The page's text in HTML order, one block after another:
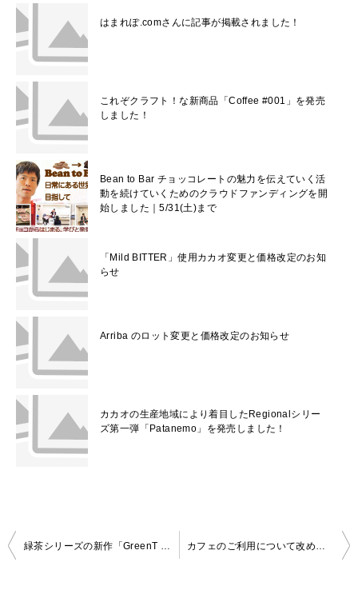
はまれぽ.comさんに記事が掲載されました！
これぞクラフト！な新商品「Coffee #001」を発売
しました！
Bean to Bar チョッコレートの魅力を伝えていく活
動を続けていくためのクラウドファンディングを開
始しました｜5/31(土)まで
「Mild BITTER」使用カカオ変更と価格改定のお知
らせ
Arriba のロット変更と価格改定のお知らせ
カカオの生産地域により着目したRegionalシリー
ズ第一弾「Patanemo」を発売しました！
投
稿
緑茶シリーズの新作「GreenT #003」を発売しました！ カフェのご利用について改めてのお願い